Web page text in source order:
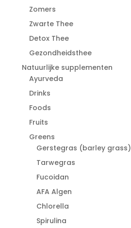
Zomers
Zwarte Thee
Detox Thee
Gezondheidsthee
Natuurlijke supplementen
Ayurveda
Drinks
Foods
Fruits
Greens
Gerstegras (barley grass)
Tarwegras
Fucoidan
AFA Algen
Chlorella
Spirulina